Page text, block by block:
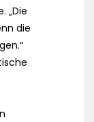
„Die
die